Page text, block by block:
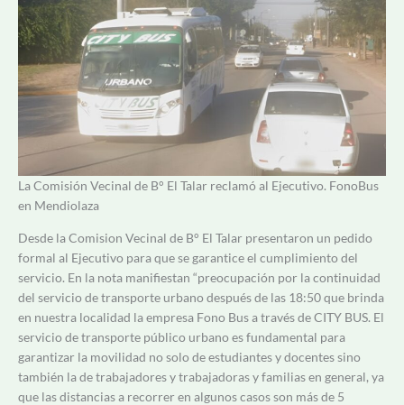
La Comisión Vecinal de B° El Talar reclamó al Ejecutivo. FonoBus
en Mendiolaza
Desde la Comision Vecinal de B° El Talar presentaron un pedido
formal al Ejecutivo para que se garantice el cumplimiento del
servicio. En la nota manifiestan “preocupación por la continuidad
del servicio de transporte urbano después de las 18:50 que brinda
en nuestra localidad la empresa Fono Bus a través de CITY BUS. El
servicio de transporte público urbano es fundamental para
garantizar la movilidad no solo de estudiantes y docentes sino
también la de trabajadores y trabajadoras y familias en general, ya
que las distancias a recorrer en algunos casos son más de 5